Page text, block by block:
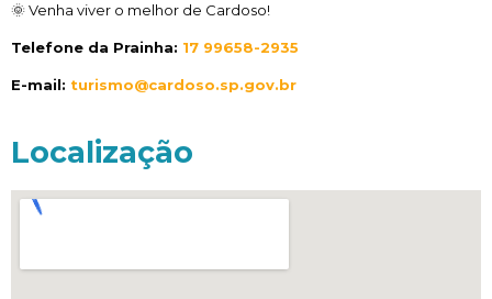
🌞 Venha viver o melhor de Cardoso!
Telefone da Prainha: 17 99658-2935
E-mail: turismo@cardoso.sp.gov.br
Localização